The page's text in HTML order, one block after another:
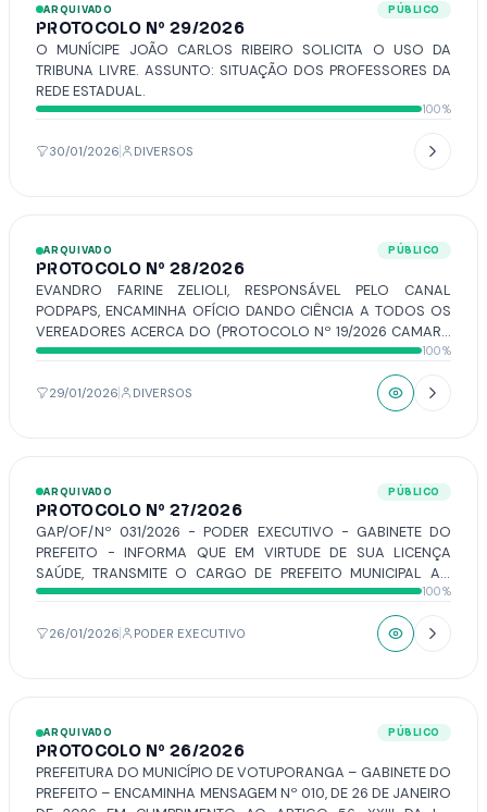
ARQUIVADO PÚBLICO
PROTOCOLO Nº 29/2026
O MUNÍCIPE JOÃO CARLOS RIBEIRO SOLICITA O USO DA
TRIBUNA LIVRE. ASSUNTO: SITUAÇÃO DOS PROFESSORES DA
REDE ESTADUAL.
100%
30/01/2026 DIVERSOS
ARQUIVADO PÚBLICO
PROTOCOLO Nº 28/2026
EVANDRO FARINE ZELIOLI, RESPONSÁVEL PELO CANAL
PODPAPS, ENCAMINHA OFÍCIO DANDO CIÊNCIA A TODOS OS
VEREADORES ACERCA DO (PROTOCOLO Nº 19/2026 CAMARA
MUNICIPAL), REGISTRADO NESTA CÂMARA MUNICIPAL QUE
TEM POR OBJETO INFORMAR SOBRE A SOLICITAÇÃO DE
INCLUSÃO DO ADITAMENTO E COMPLEMENTO AO PEDIDO
ANTERIORMENTE APRESENTADO, QUE REQUER A ABERTURA DE
100%
29/01/2026 DIVERSOS
ARQUIVADO PÚBLICO
PROTOCOLO Nº 27/2026
GAP/OF/Nº 031/2026 - PODER EXECUTIVO - GABINETE DO
PREFEITO - INFORMA QUE EM VIRTUDE DE SUA LICENÇA
SAÚDE, TRANSMITE O CARGO DE PREFEITO MUNICIPAL AO
VICE-PREFEITO, SR. LUIZ FERNANDO GÓES LIÉVANA, NO
PERÍODO DE 26 DE JANEIRO A 06 DE FEVEREIRO DE 2026, EM
ATENÇÃO SEÇÃO III, DO CAPÍTULO I, DO TÍTULO III, DA EMENDA
100%
26/01/2026 PODER EXECUTIVO
ARQUIVADO PÚBLICO
PROTOCOLO Nº 26/2026
PREFEITURA DO MUNICÍPIO DE VOTUPORANGA – GABINETE DO
PREFEITO – ENCAMINHA MENSAGEM Nº 010, DE 26 DE JANEIRO